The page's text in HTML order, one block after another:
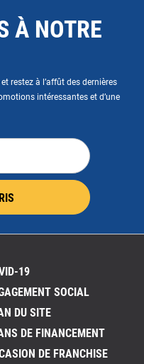
À NOTRE
restez à l’affût des dernières
intéressantes et d’une
19
SOCIAL
DU SITE
DE FINANCEMENT
DE FRANCHISE